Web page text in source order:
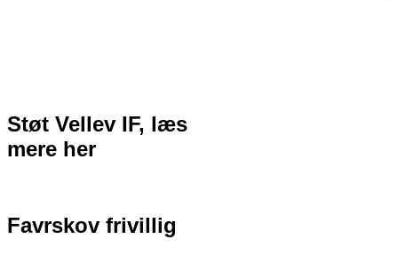
Støt Vellev IF, læs
mere her
Favrskov frivillig